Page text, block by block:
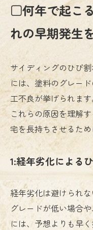
□何年で起こ
れの早期発生
サイディングのひび
には、塗料のグレー
工不良が挙げられます
これらの原因を理解
宅を長持ちさせるため
1:経年劣化による
経年劣化は避けられ
グレードが低い場合
には、予想よりも早